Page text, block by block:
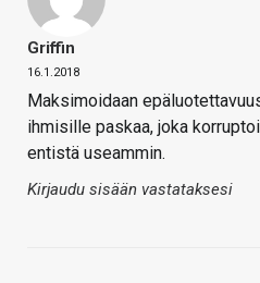
Griffin
16.1.2018
Maksimoidaan
ihmisille paskaa, joka
entistä useammin.
Kirjaudu sisään vastataksesi